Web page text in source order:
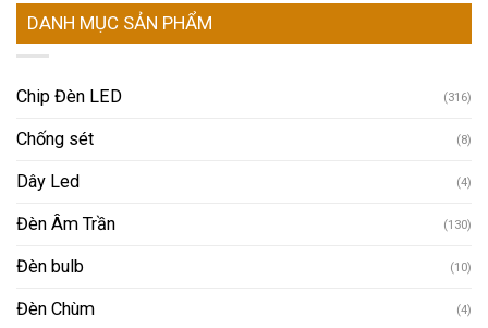
DANH MỤC SẢN PHẨM
Chip Đèn LED (316)
Chống sét (8)
Dây Led (4)
Đèn Âm Trần (130)
Đèn bulb (10)
Đèn Chùm (4)